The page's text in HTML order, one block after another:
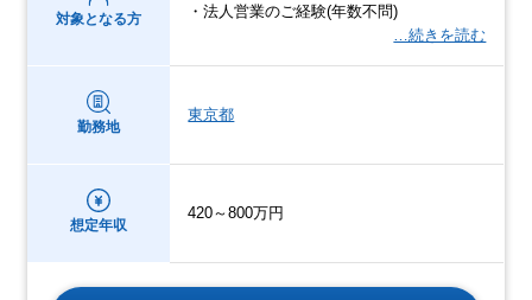
対象となる方
・法人営業のご経験(年数不問)
…続きを読む
勤務地
東京都
想定年収
420～800万円